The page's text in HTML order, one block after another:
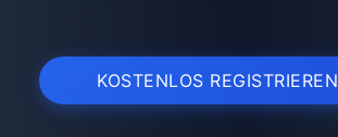
KOSTENLOS REGISTRIEREN